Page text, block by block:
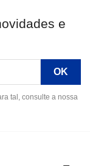
e
tal, consulte a nossa